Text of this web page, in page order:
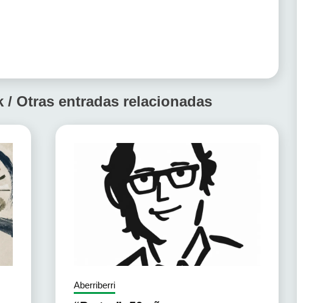
/ Otras entradas relacionadas
Aberriberri